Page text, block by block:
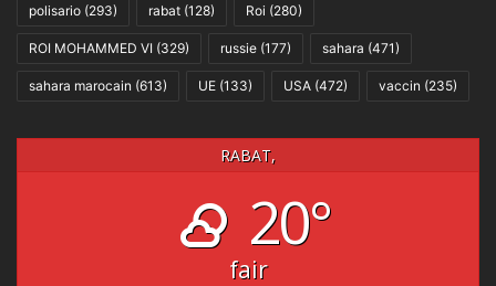
polisario (293) rabat (128) Roi (280)
ROI MOHAMMED VI (329) russie (177) sahara (471)
sahara marocain (613) UE (133) USA (472) vaccin (235)
RABAT,
20°
fair